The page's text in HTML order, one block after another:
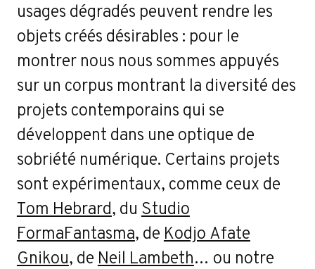
usages dégradés peuvent rendre les
objets créés désirables : pour le
montrer nous nous sommes appuyés
sur un corpus montrant la diversité des
projets contemporains qui se
développent dans une optique de
sobriété numérique. Certains projets
sont expérimentaux, comme ceux de
Tom Hebrard, du Studio
FormaFantasma, de Kodjo Afate
Gnikou, de Neil Lambeth… ou notre